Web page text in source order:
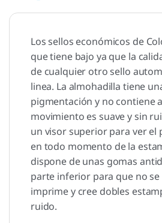
Los sellos económicos de
que tiene bajo ya que la
de cualquier otro sello
linea. La almohadilla tiene
pigmentación y no contiene
movimiento es suave y sin
un visor superior para ver el
en todo momento de la
dispone de unas gomas
parte inferior para que no
imprime y cree dobles
ruido.